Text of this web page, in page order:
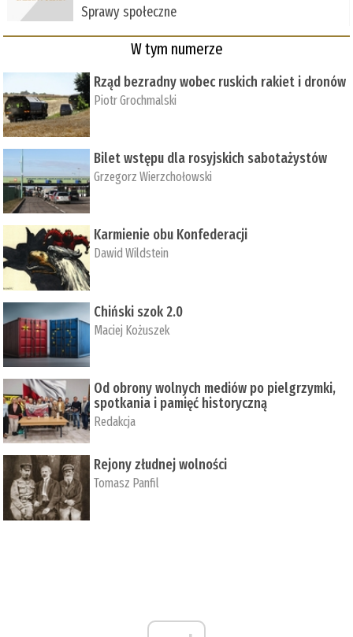
Sprawy społeczne
W tym numerze
Rząd bezradny wobec ruskich rakiet i dronów
Piotr Grochmalski
Bilet wstępu dla rosyjskich sabotażystów
Grzegorz Wierzchołowski
Karmienie obu Konfederacji
Dawid Wildstein
Chiński szok 2.0
Maciej Kożuszek
Od obrony wolnych mediów po pielgrzymki,
spotkania i pamięć historyczną
Redakcja
Rejony złudnej wolności
Tomasz Panfil